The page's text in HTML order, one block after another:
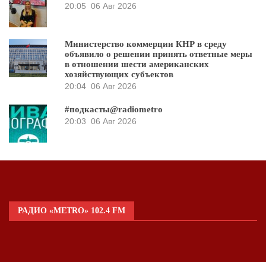
20:05 06 Авг 2026
Министерство коммерции КНР в среду
объявило о решении принять ответные меры
в отношении шести американских
хозяйствующих субъектов
20:04 06 Авг 2026
#подкасты@radiometro
20:03 06 Авг 2026
РАДИО «METRO» 102.4 FM